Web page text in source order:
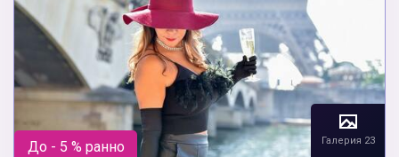
До - 5 % ранно Галерия 23